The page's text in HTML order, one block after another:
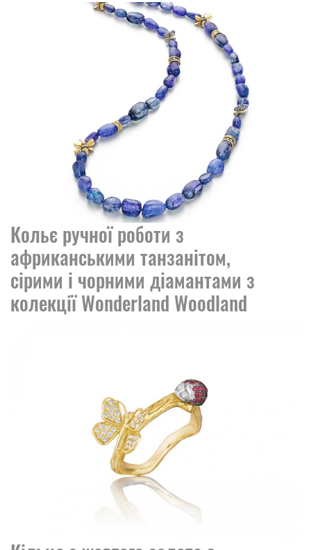
Кольє ручної роботи з
африканськими танзанітом,
сірими і чорними діамантами з
колекції Wonderland Woodland